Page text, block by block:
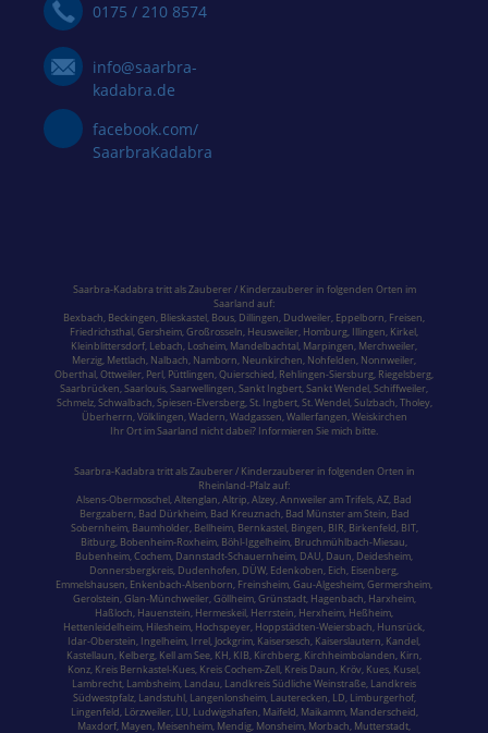
0175 / 210 8574
info@saarbra-
kadabra.de
facebook.com/
SaarbraKadabra
Saarbra-Kadabra tritt als Zauberer / Kinderzauberer in folgenden Orten im
Saarland auf:
Bexbach, Beckingen, Blieskastel, Bous, Dillingen, Dudweiler, Eppelborn, Freisen,
Friedrichsthal,Gersheim,Großrosseln, Heusweiler, Homburg, Illingen, Kirkel,
Kleinblittersdorf, Lebach, Losheim, Mandelbachtal, Marpingen, Merchweiler,
Merzig, Mettlach, Nalbach, Namborn, Neunkirchen, Nohfelden, Nonnweiler,
Oberthal,Ottweiler, Perl, Püttlingen,Quierschied, Rehlingen-Siersburg, Riegelsberg,
Saarbrücken,Saarlouis,Saarwellingen,Sankt Ingbert,Sankt Wendel,Schiffweiler,
Schmelz,Schwalbach,Spiesen-Elversberg,St. Ingbert,St. Wendel,Sulzbach,Tholey,
Überherrn,Völklingen,Wadern,Wadgassen,Wallerfangen,Weiskirchen
Ihr Ort im Saarland nicht dabei? Informieren Sie mich bitte.
Saarbra-Kadabra tritt als Zauberer / Kinderzauberer in folgenden Orten in
Rheinland-Pfalzauf:
Alsens-Obermoschel,Altenglan, Altrip,Alzey, Annweiler am Trifels, AZ, Bad
Bergzabern, Bad Dürkheim, Bad Kreuznach, Bad Münster am Stein, Bad
Sobernheim, Baumholder, Bellheim, Bernkastel, Bingen, BIR, Birkenfeld, BIT,
Bitburg, Bobenheim-Roxheim, Böhl-Iggelheim, Bruchmühlbach-Miesau,
Bubenheim,Cochem, Dannstadt-Schauernheim, DAU, Daun, Deidesheim,
Donnersbergkreis, Dudenhofen, DÜW, Edenkoben, Eich, Eisenberg,
Emmelshausen, Enkenbach-Alsenborn, Freinsheim, Gau-Algesheim, Germersheim,
Gerolstein,Glan-Münchweiler,Göllheim,Grünstadt, Hagenbach, Harxheim,
Haßloch, Hauenstein, Hermeskeil, Herrstein, Herxheim, Heßheim,
Hettenleidelheim, Hilesheim, Hochspeyer, Hoppstädten-Weiersbach, Hunsrück,
Idar-Oberstein, Ingelheim, Irrel, Jockgrim, Kaisersesch, Kaiserslautern, Kandel,
Kastellaun, Kelberg, Kell am See, KH, KIB, Kirchberg, Kirchheimbolanden, Kirn,
Konz, Kreis Bernkastel-Kues, Kreis Cochem-Zell, Kreis Daun, Kröv, Kues, Kusel,
Lambrecht, Lambsheim, Landau, Landkreis Südliche Weinstraße, Landkreis
Südwestpfalz, Landstuhl, Langenlonsheim, Lauterecken, LD, Limburgerhof,
Lingenfeld, Lörzweiler, LU, Ludwigshafen, Maifeld, Maikamm, Manderscheid,
Maxdorf, Mayen, Meisenheim, Mendig, Monsheim, Morbach, Mutterstadt,